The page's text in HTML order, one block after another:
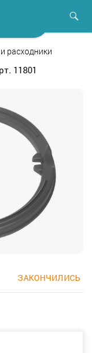
расходники
11801
ЗАКОНЧИЛИСЬ